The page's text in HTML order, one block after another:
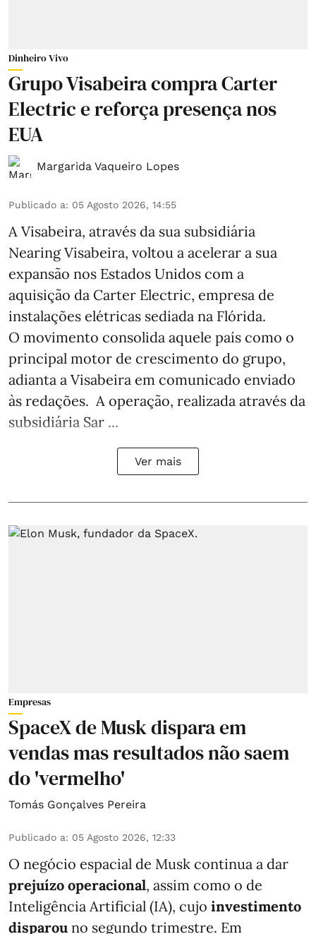
Dinheiro Vivo
Grupo Visabeira compra Carter
Electric e reforça presença nos
EUA
Margarida Vaqueiro Lopes
Publicado a: 05 Agosto 2026, 14:55
A Visabeira, através da sua subsidiária
Nearing Visabeira, voltou a acelerar a sua
expansão nos Estados Unidos com a
aquisição da Carter Electric, empresa de
instalações elétricas sediada na Flórida.
O movimento consolida aquele país como o
principal motor de crescimento do grupo,
adianta a Visabeira em comunicado enviado
às redações. A operação, realizada através da
subsidiária Sar ...
Ver mais
Empresas
SpaceX de Musk dispara em
vendas mas resultados não saem
do 'vermelho'
Tomás Gonçalves Pereira
Publicado a: 05 Agosto 2026, 12:33
O negócio espacial de Musk continua a dar
prejuízo operacional, assim como o de
Inteligência Artificial (IA), cujo investimento
disparou no segundo trimestre. Em